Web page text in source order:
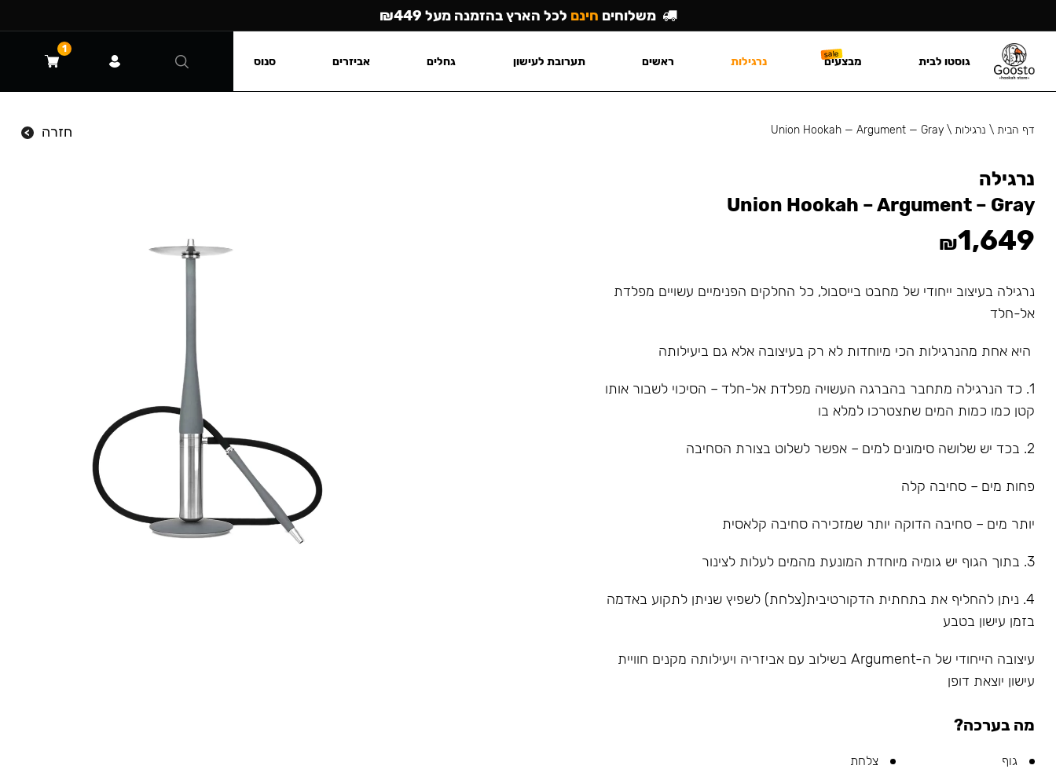
דף הבית\ נרגילות\
Union Hookah — Argument — Gray חזרה
נרגילה
Union Hookah – Argument – Gray
₪1,649
נרגילה בעיצוב ייחודי של מחבט בייסבול, כל החלקים הפנימיים עשויים מפלדת
אל-חלד
היא אחת מהנרגילות הכי מיוחדות לא רק בעיצובה אלא גם ביעילותה
1. כד הנרגילה מתחבר בהברגה העשויה מפלדת אל-חלד – הסיכוי לשבור אותו
קטן כמו כמות המים שתצטרכו למלא בו
2. בכד יש שלושה סימונים למים – אפשר לשלוט בצורת הסחיבה
פחות מים – סחיבה קלה
יותר מים – סחיבה הדוקה יותר שמזכירה סחיבה קלאסית
3. בתוך הגוף יש גומיה מיוחדת המונעת מהמים לעלות לצינור
4. ניתן להחליף את בתחתית הדקורטיבית(צלחת) לשפיץ שניתן לתקוע באדמה
בזמן עישון בטבע
עיצובה הייחודי של ה-Argument בשילוב עם אביזריה ויעילותה מקנים חוויית
עישון יוצאת דופן
מה בערכה?
גוף
צלחת
משלוחים חינם לכל הארץ בהזמנה מעל ₪449
גוסטו לבית מבצעים נרגילות ראשים תערובת לעישון גחלים אביזרים סנוס
1